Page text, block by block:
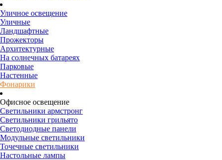
Уличное освещение
Уличные
Ландшафтные
Прожекторы
Архитектурные
На солнечных батареях
Парковые
Настенные
Фонарики
Офисное освещение
Светильники армстронг
Светильники грильято
Светодиодные панели
Модульные светильники
Точечные светильники
Настольные лампы